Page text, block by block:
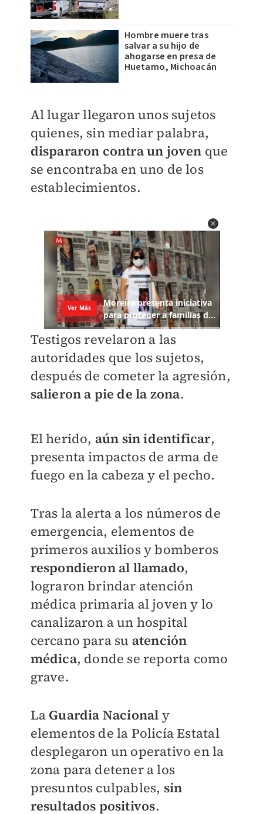
Hombre muere tras
salvar a su hijo de
ahogarse en presa de
Huetamo, Michoacán
Al lugar llegaron unos sujetos
quienes, sin mediar palabra,
dispararon contra un joven que
se encontraba en uno de los
establecimientos.
Testigos revelaron a las
autoridades que los sujetos,
después de cometer la agresión,
salieron a pie de la zona.
El herido, aún sin identificar,
presenta impactos de arma de
fuego en la cabeza y el pecho.
Tras la alerta a los números de
emergencia, elementos de
primeros auxilios y bomberos
respondieron al llamado,
lograron brindar atención
médica primaria al joven y lo
canalizaron a un hospital
cercano para su atención
médica, donde se reporta como
grave.
La Guardia Nacional y
elementos de la Policía Estatal
desplegaron un operativo en la
zona para detener a los
presuntos culpables, sin
resultados positivos.